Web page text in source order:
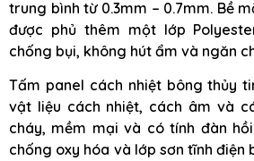
trung bình từ 0.3mm – 0.7mm. Bề
được phủ thêm một lớp
chống bụi, không hút ẩm và ngăn
Tấm panel cách nhiệt bông thủy
vật liệu cách nhiệt, cách âm và
cháy, mềm mại và có tính đàn
chống oxy hóa và lớp sơn tĩnh điện